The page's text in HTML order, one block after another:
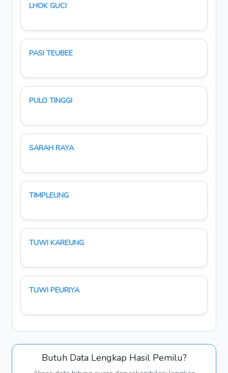
LHOK GUCI
PASI TEUBEE
PULO TINGGI
SARAH RAYA
TIMPLEUNG
TUWI KAREUNG
TUWI PEURIYA
Butuh Data Lengkap Hasil Pemilu?